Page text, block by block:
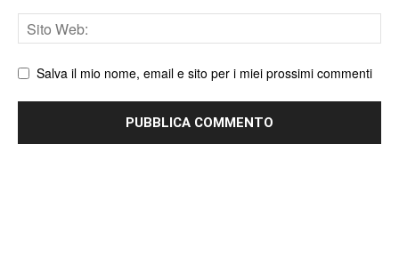
Sito
web
Salva il mio nome, email e sito per i miei prossimi commenti